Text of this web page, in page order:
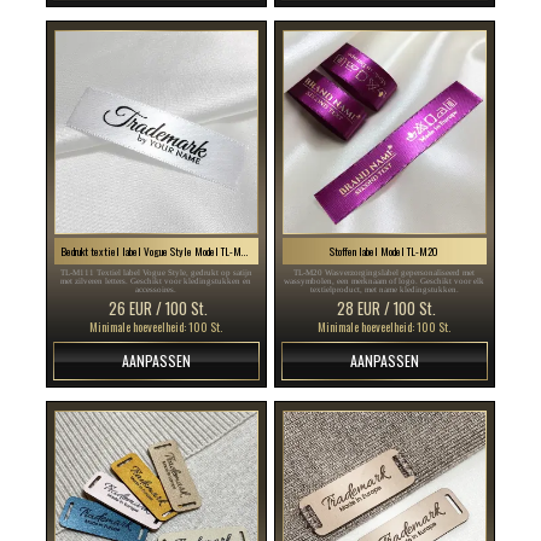
Bedrukt textiel label Vogue Style Model TL-M111
TL-M111 Textiel label Vogue Style, gedrukt op satijn
met zilveren letters. Geschikt voor kledingstukken en
accessoires.
26 EUR / 100 St.
Minimale hoeveelheid: 100 St.
AANPASSEN
Stoffen label Model TL-M20
TL-M20 Wasverzorgingslabel gepersonaliseerd met
wassymbolen, een merknaam of logo. Geschikt voor elk
textielproduct, met name kledingstukken.
28 EUR / 100 St.
Minimale hoeveelheid: 100 St.
AANPASSEN